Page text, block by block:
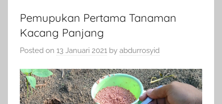
Pemupukan Pertama Tanaman
Kacang Panjang
Posted on 13 Januari 2021 by abdurrosyid